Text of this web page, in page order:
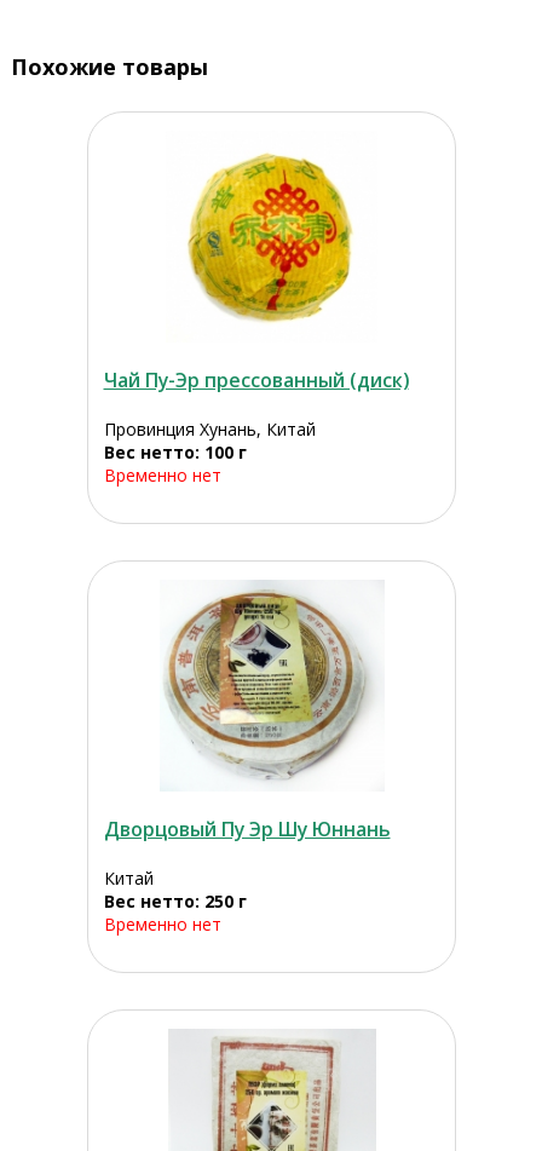
Похожие товары
Чай Пу-Эр прессованный (диск)
Провинция Хунань, Китай
Вес нетто: 100 г
Временно нет
Дворцовый Пу Эр Шу Юннань
Китай
Вес нетто: 250 г
Временно нет